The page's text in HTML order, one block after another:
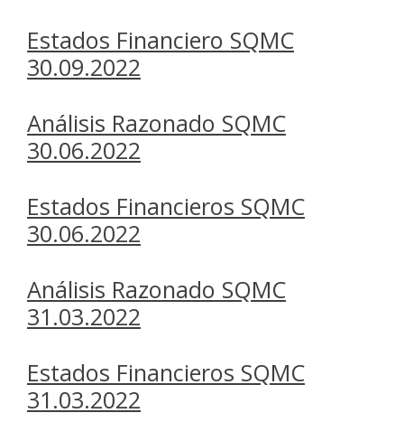
Estados Financiero SQMC
30.09.2022
Análisis Razonado SQMC
30.06.2022
Estados Financieros SQMC
30.06.2022
Análisis Razonado SQMC
31.03.2022
Estados Financieros SQMC
31.03.2022